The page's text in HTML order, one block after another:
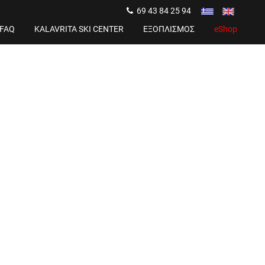
69 43 84 25 94
FAQ KALAVRITA SKI CENTER ΕΞΟΠΛΙΣΜΟΣ eShop